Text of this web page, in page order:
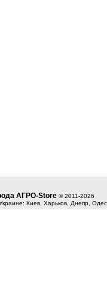
АГРО-Store © 2011-2026
Киев, Харьков, Днепр,